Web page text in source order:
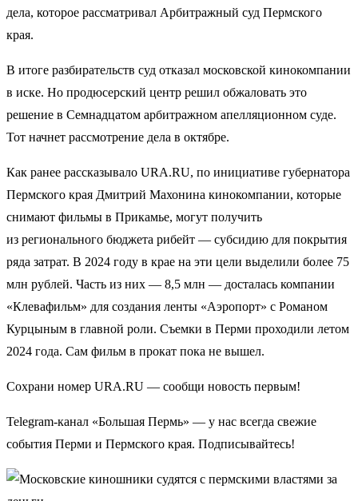
дела, которое рассматривал Арбитражный суд Пермского
края.
В итоге разбирательств суд отказал московской кинокомпании
в иске. Но продюсерский центр решил обжаловать это
решение в Семнадцатом арбитражном апелляционном суде.
Тот начнет рассмотрение дела в октябре.
Как ранее рассказывало URA.RU, по инициативе губернатора
Пермского края Дмитрий Махонина кинокомпании, которые
снимают фильмы в Прикамье, могут получить
из регионального бюджета рибейт — субсидию для покрытия
ряда затрат. В 2024 году в крае на эти цели выделили более 75
млн рублей. Часть из них — 8,5 млн — досталась компании
«Клевафильм» для создания ленты «Аэропорт» с Романом
Курцыным в главной роли. Съемки в Перми проходили летом
2024 года. Сам фильм в прокат пока не вышел.
Сохрани номер URA.RU — сообщи новость первым!
Telegram-канал «Большая Пермь» — у нас всегда свежие
события Перми и Пермского края. Подписывайтесь!